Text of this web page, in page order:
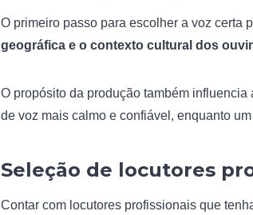
O primeiro passo para escolher a voz certa
geográfica e o contexto cultural dos
O propósito da produção também
de voz mais calmo e confiável, enquanto
Seleção de locutores
Contar com locutores profissionais que